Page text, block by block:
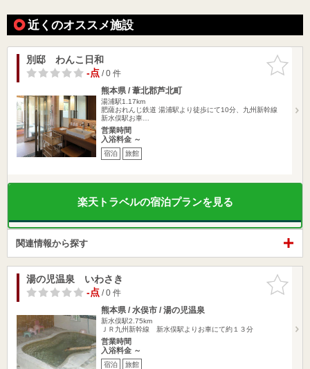
近くのオススメ施設
お気に入
りに追加
別邸 わんこ日和
-点/ 0 件
熊本県 / 葦北郡芦北町
湯浦駅1.17km
肥薩おれんじ鉄道 湯浦駅より徒歩にて10分、九州新幹線
新水俣駅お車…
営業時間
入浴料金 ～
宿泊 旅館
楽天トラベルの宿泊プランを見る
関連情報から探す
お気に入
りに追加
湯の児温泉 いわさき
-点/ 0 件
熊本県 / 水俣市 / 湯の児温泉
新水俣駅2.75km
ＪＲ九州新幹線 新水俣駅よりお車にて約１３分
営業時間
入浴料金 ～
宿泊 旅館